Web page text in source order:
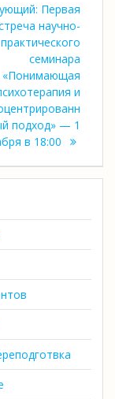
Следующая
запись:
Первая
научно-
практического
семинара
«Понимающая
и
подход» — 1
в 18:00